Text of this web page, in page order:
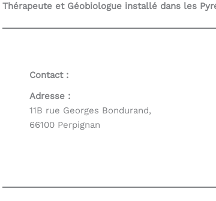
utilisez les flèches haut et bas pour
Thérapeute et Géobiologue installé dans les
Contact :
Adresse :
11B rue Georges Bondurand,
66100 Perpignan